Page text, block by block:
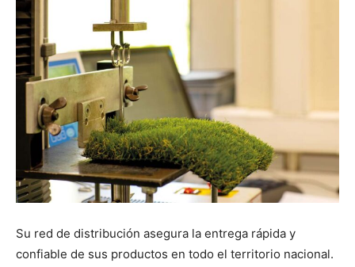
Su red de distribución asegura la entrega rápida y
confiable de sus productos en todo el territorio nacional.